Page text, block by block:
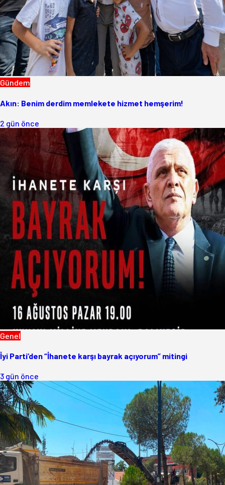
Gündem
Akın: Benim derdim memlekete hizmet hemşerim!
2 gün önce
Genel
İyi Parti’den “İhanete karşı bayrak açıyorum” mitingi
3 gün önce